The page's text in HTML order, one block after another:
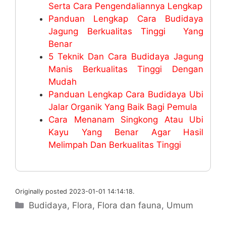
Serta Cara Pengendaliannya Lengkap
Panduan Lengkap Cara Budidaya
Jagung Berkualitas Tinggi Yang
Benar
5 Teknik Dan Cara Budidaya Jagung
Manis Berkualitas Tinggi Dengan
Mudah
Panduan Lengkap Cara Budidaya Ubi
Jalar Organik Yang Baik Bagi Pemula
Cara Menanam Singkong Atau Ubi
Kayu Yang Benar Agar Hasil
Melimpah Dan Berkualitas Tinggi
Originally posted 2023-01-01 14:14:18.
Categories
Budidaya, Flora, Flora dan fauna, Umum